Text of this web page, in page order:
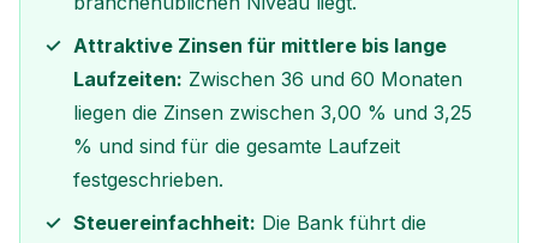
Attraktive Zinsen für mittlere bis lange
Laufzeiten: Zwischen 36 und 60 Monaten
liegen die Zinsen zwischen 3,00 % und 3,25
% und sind für die gesamte Laufzeit
festgeschrieben.
Steuereinfachheit: Die Bank führt die